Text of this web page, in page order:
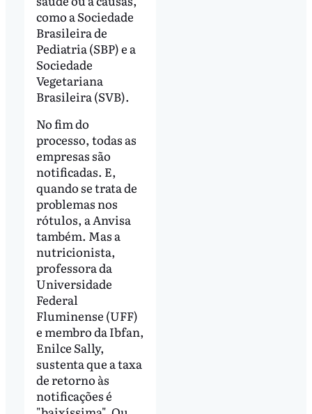
como a Sociedade
Brasileira de
Pediatria (SBP) e a
Sociedade
Vegetariana
Brasileira (SVB).
No fim do
processo, todas as
empresas são
notificadas. E,
quando se trata de
problemas nos
rótulos, a Anvisa
também. Mas a
nutricionista,
professora da
Universidade
Federal
Fluminense (UFF)
e membro da Ibfan,
Enilce Sally,
sustenta que a taxa
de retorno às
notificações é